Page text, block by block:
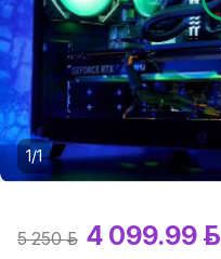
1/1
5 250 р. 4 099.99 р.